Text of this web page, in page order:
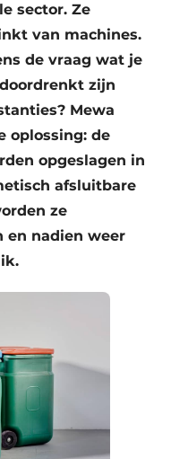
sector. Ze
van machines.
de vraag wat je
zijn
Mewa
oplossing: de
opgeslagen in
afsluitbare
ze
en nadien weer